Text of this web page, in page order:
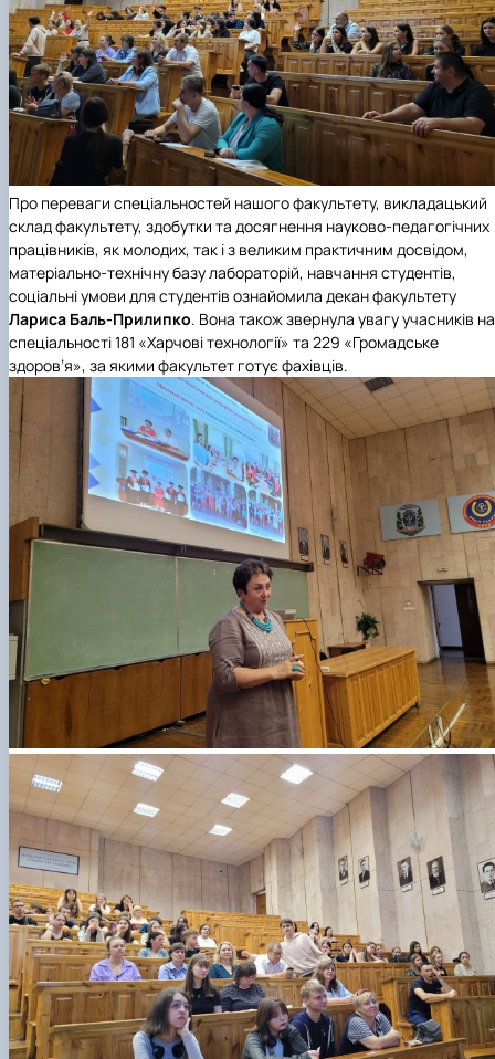
Про переваги спеціальностей нашого факультету, викладацький
склад факультету, здобутки та досягнення науково-педагогічних
працівників, як молодих, так і з великим практичним досвідом,
матеріально-технічну базу лабораторій, навчання студентів,
соціальні умови для студентів ознайомила декан факультету
Лариса Баль-Прилипко. Вона також звернула увагу учасників на
спеціальності 181 «Харчові технології» та 229 «Громадське
здоров’я», за якими факультет готує фахівців.